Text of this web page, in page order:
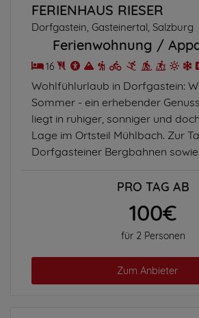
FERIENHAUS RIESER
Dorfgastein, Gasteinertal, Salzburg
Ferienwohnung
16
Wohlfühlurlaub in Dorfgastein:
Sommer - ein erhebender
liegt in ruhiger, sonniger und
Lage im Ortsteil Mühlbach. Zur
Dorfgasteiner Bergbahnen
PRO TAG AB
100€
für 2 Personen
Zum Anbieter